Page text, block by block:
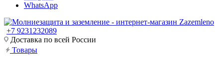
WhatsApp
+7 9231232089
Доставка по всей России
Товары